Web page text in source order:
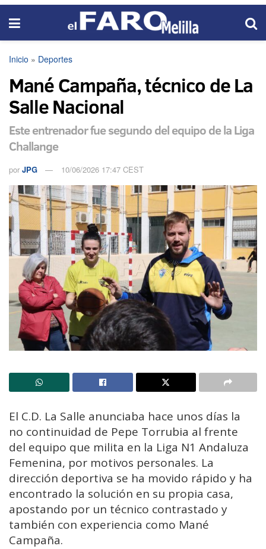
Inicio » Deportes
Mané Campaña, técnico de La
Salle Nacional
Este entrenador fue segundo del equipo de la Liga
Challange
por JPG 10/06/2026 17:47 CEST
El C.D. La Salle anunciaba hace unos días la
no continuidad de Pepe Torrubia al frente
del equipo que milita en la Liga N1 Andaluza
Femenina, por motivos personales. La
dirección deportiva se ha movido rápido y ha
encontrado la solución en su propia casa,
apostando por un técnico contrastado y
también con experiencia como Mané
Campaña.